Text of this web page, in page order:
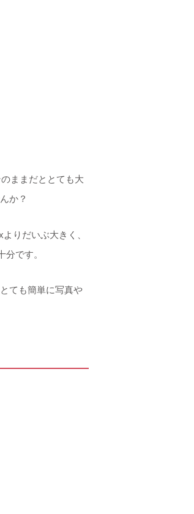
ままだととても大
か？
りだいぶ大きく、
です。
ても簡単に写真や